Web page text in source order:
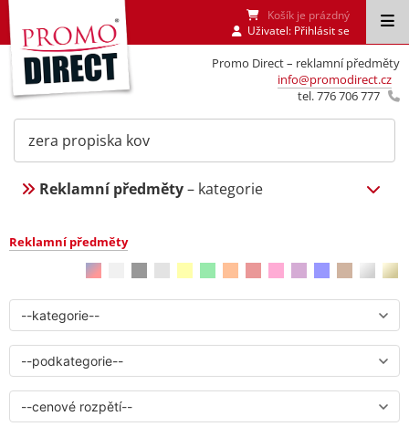
Promo Direct – reklamní předměty
info@promodirect.cz
tel. 776 706 777
Košík je prázdný
Uživatel: Přihlásit se
Reklamní předměty– kategorie
Reklamní předměty